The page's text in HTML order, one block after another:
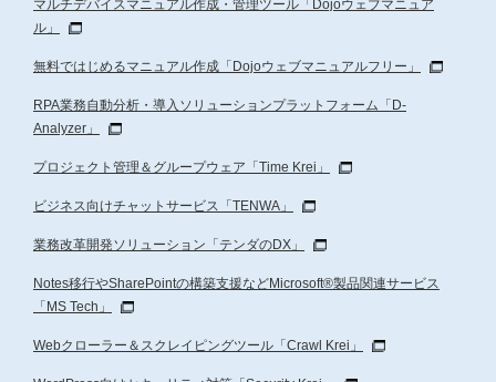
の間で契約を締結する等の保護措置を講じた上、適切に委
5.個人情報に関する貴殿の権利
貴殿には、当社に提出された個人情報について利用目的の
通知、開示、内容の訂正、追加または削除、利用の停止、
は、当社個人情報受付窓口の上記管理者と定めます。尚、
採否の内容についての開示は致しかねます。
マルチデバイスマニュアル作成・管理ツール「Dojoウェブマニュア
ル」
無料ではじめるマニュアル作成「Dojoウェブマニュアルフリー」
RPA業務自動分析・導入ソリューションプラットフォーム「D-
Analyzer」
プロジェクト管理＆グループウェア「Time Krei」
ビジネス向けチャットサービス「TENWA」
業務改革開発ソリューション「テンダのDX」
Notes移行やSharePointの構築支援などMicrosoft®製品関連サービス
「MS Tech」
Webクローラー＆スクレイピングツール「Crawl Krei」